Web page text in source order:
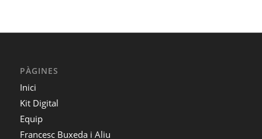
PÀGINES
Inici
Kit Digital
Equip
Francesc Buxeda i Aliu